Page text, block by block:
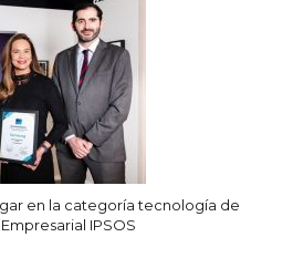
en la categoría tecnología de
IPSOS